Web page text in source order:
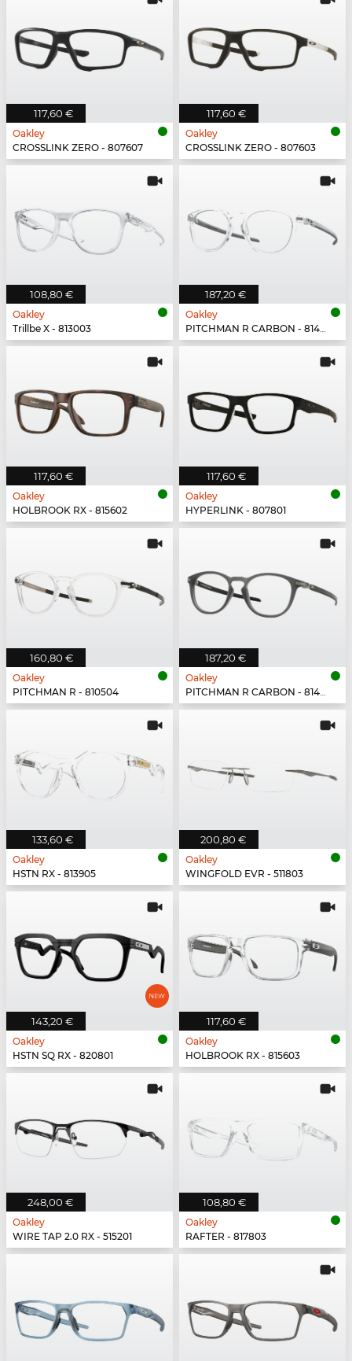
117,60 €
Oakley
CROSSLINK ZERO - 807607
117,60 €
Oakley
CROSSLINK ZERO - 807603
108,80 €
Oakley
Trillbe X - 813003
187,20 €
Oakley
PITCHMAN R CARBON - 814903
117,60 €
Oakley
HOLBROOK RX - 815602
117,60 €
Oakley
HYPERLINK - 807801
160,80 €
Oakley
PITCHMAN R - 810504
187,20 €
Oakley
PITCHMAN R CARBON - 814902
133,60 €
Oakley
HSTN RX - 813905
200,80 €
Oakley
WINGFOLD EVR - 511803
143,20 €
Oakley
HSTN SQ RX - 820801
117,60 €
Oakley
HOLBROOK RX - 815603
248,00 €
Oakley
WIRE TAP 2.0 RX - 515201
108,80 €
Oakley
RAFTER - 817803